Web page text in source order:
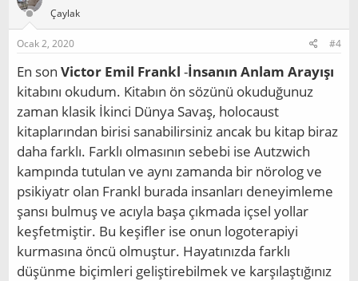
Çaylak
Ocak 2, 2020 #4
En son Victor Emil Frankl -İnsanın Anlam Arayışı
kitabını okudum. Kitabın ön sözünü okuduğunuz
zaman klasik İkinci Dünya Savaş, holocaust
kitaplarından birisi sanabilirsiniz ancak bu kitap biraz
daha farklı. Farklı olmasının sebebi ise Autzwich
kampında tutulan ve aynı zamanda bir nörolog ve
psikiyatr olan Frankl burada insanları deneyimleme
şansı bulmuş ve acıyla başa çıkmada içsel yollar
keşfetmiştir. Bu keşifler ise onun logoterapiyi
kurmasına öncü olmuştur. Hayatınızda farklı
düşünme biçimleri geliştirebilmek ve karşılaştığınız